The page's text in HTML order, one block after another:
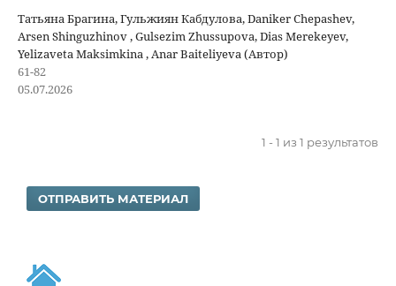
Татьяна Брагина, Гульжиян Кабдулова, Daniker Chepashev,
Arsen Shinguzhinov , Gulsezim Zhussupova, Dias Merekeyev,
Yelizaveta Maksimkina , Anar Baiteliyeva (Автор)
61-82
05.07.2026
1 - 1 из 1 результатов
ОТПРАВИТЬ МАТЕРИАЛ